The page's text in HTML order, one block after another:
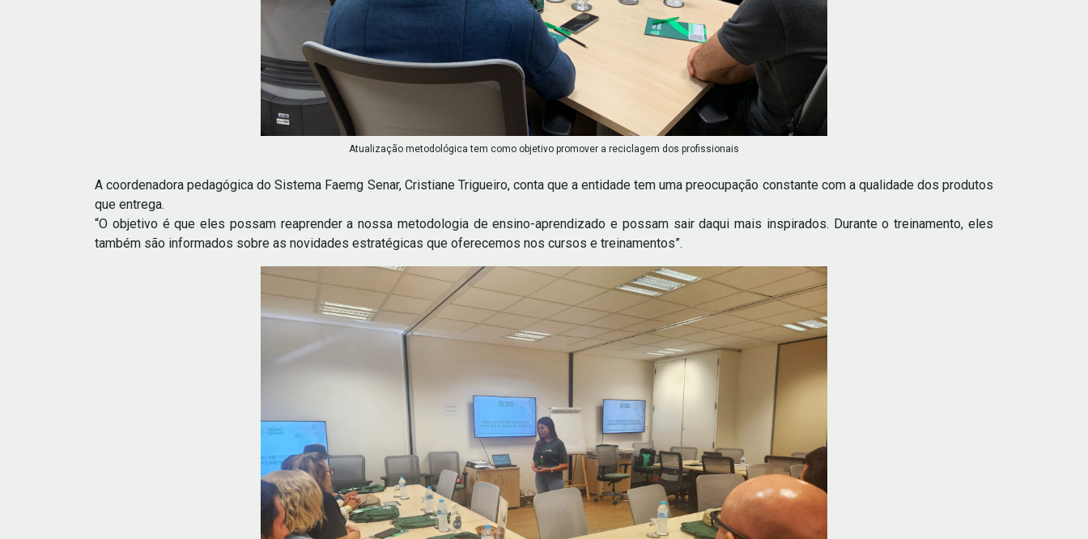
Atualização metodológica tem como objetivo promover a reciclagem dos profissionais
A coordenadora pedagógica do Sistema Faemg Senar, Cristiane Trigueiro, conta que a entidade tem uma preocupação constante com a qualidade dos produtos
que entrega.
“O objetivo é que eles possam reaprender a nossa metodologia de ensino-aprendizado e possam sair daqui mais inspirados. Durante o treinamento, eles
também são informados sobre as novidades estratégicas que oferecemos nos cursos e treinamentos”.